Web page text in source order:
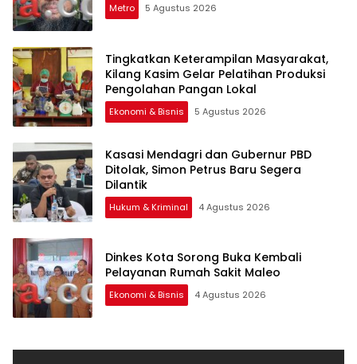
Metro 5 Agustus 2026
Tingkatkan Keterampilan Masyarakat,
Kilang Kasim Gelar Pelatihan Produksi
Pengolahan Pangan Lokal
Ekonomi & Bisnis 5 Agustus 2026
Kasasi Mendagri dan Gubernur PBD
Ditolak, Simon Petrus Baru Segera
Dilantik
Hukum & Kriminal 4 Agustus 2026
Dinkes Kota Sorong Buka Kembali
Pelayanan Rumah Sakit Maleo
Ekonomi & Bisnis 4 Agustus 2026